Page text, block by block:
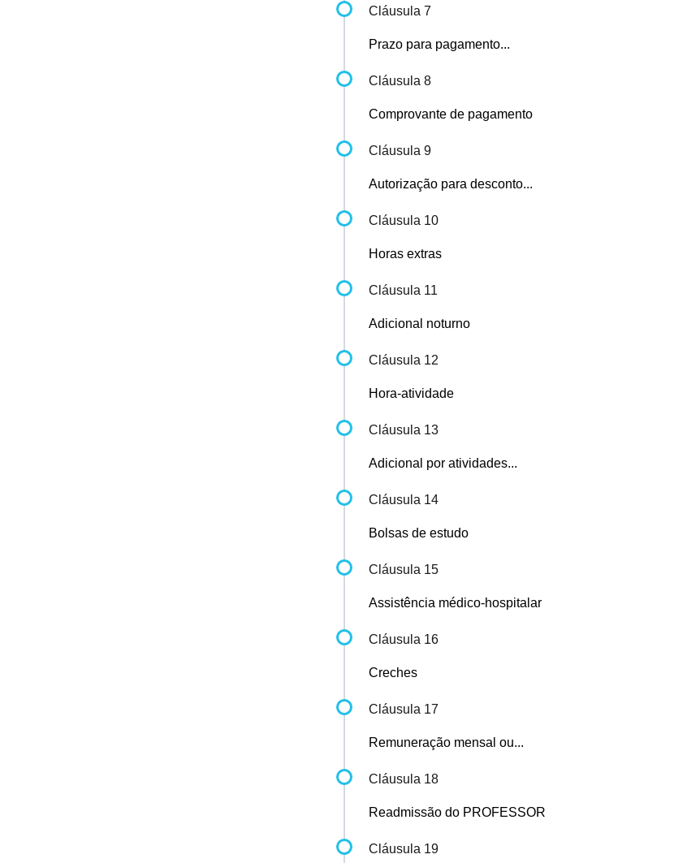
Cláusula 7
Prazo para pagamento...
Cláusula 8
Comprovante de pagamento
Cláusula 9
Autorização para desconto...
Cláusula 10
Horas extras
Cláusula 11
Adicional noturno
Cláusula 12
Hora-atividade
Cláusula 13
Adicional por atividades...
Cláusula 14
Bolsas de estudo
Cláusula 15
Assistência médico-hospitalar
Cláusula 16
Creches
Cláusula 17
Remuneração mensal ou...
Cláusula 18
Readmissão do PROFESSOR
Cláusula 19